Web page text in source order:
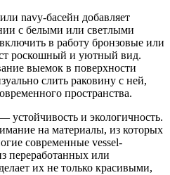
navy-басейн добавляет
с белыми или светлыми
в работу бронзовые или
роскошный и уютный вид.
выемок в поверхности
слить раковину с ней,
пространства.
и экологичность.
на материалы, из которых
современные vessel-
переработанных или
их не только красивыми,